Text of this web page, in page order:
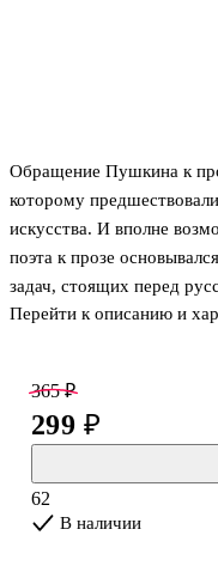
Обращение Пушкина к
которому
искусства. И вполне
поэта к прозе
задач, стоящих перед
В сборник включены
Перейти к описанию и
365 ₽
299 ₽
62
В наличии